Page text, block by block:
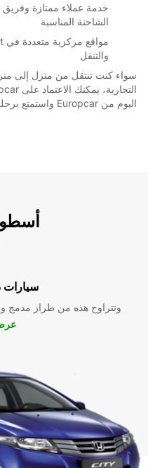
خدمة عملاء ممتازة
الشاحنة المناسبة
والتنقل
سواء كنت تنتقل من منزل إلى
اليوم من Europcar واستمتع برحلة سلسة ومريحة في Norderstedt.
سيارات
وتتراوح هذه من طراز مدمج